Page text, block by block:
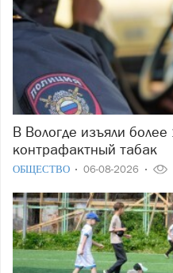
В Вологде изъяли более 1200 единиц алкоголя и
контрафактный табак
ОБЩЕСТВО 06-08-2026